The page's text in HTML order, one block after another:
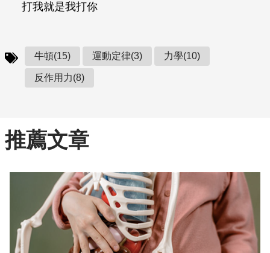
打我就是我打你
牛頓(15) 運動定律(3) 力學(10)
反作用力(8)
推薦文章